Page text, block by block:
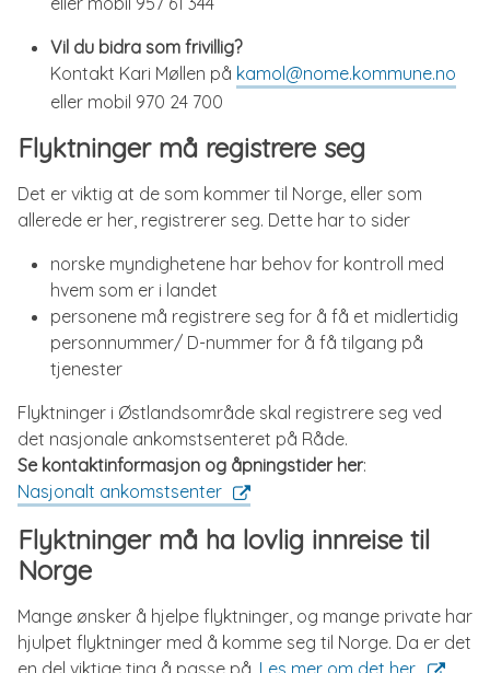
Vil du bidra som frivillig?
Kontakt Kari Møllen på kamol@nome.kommune.no
eller mobil 970 24 700
Flyktninger må registrere seg
Det er viktig at de som kommer til Norge, eller som
allerede er her, registrerer seg. Dette har to sider
norske myndighetene har behov for kontroll med
hvem som er i landet
personene må registrere seg for å få et midlertidig
personnummer/ D-nummer for å få tilgang på
tjenester
Flyktninger i Østlandsområde skal registrere seg ved
det nasjonale ankomstsenteret på Råde.
Se kontaktinformasjon og åpningstider her:
Nasjonalt ankomstsenter
Flyktninger må ha lovlig innreise til
Norge
Mange ønsker å hjelpe flyktninger, og mange private har
hjulpet flyktninger med å komme seg til Norge. Da er det
en del viktige ting å passe på. Les mer om det her.